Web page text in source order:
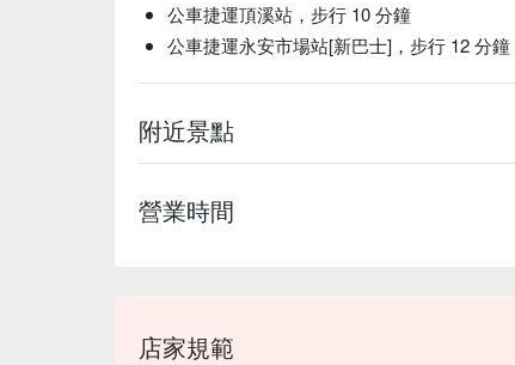
公車捷運頂溪站，步行 10 分鐘
公車捷運永安市場站[新巴士]，步行 12 分鐘
附近景點
營業時間
店家規範